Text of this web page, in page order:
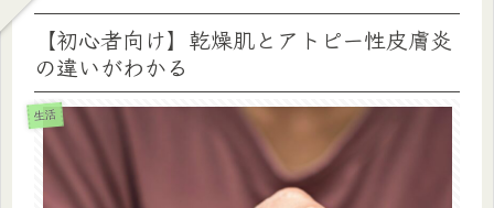
【初心者向け】乾燥肌とアトピー性皮膚炎
の違いがわかる
生活